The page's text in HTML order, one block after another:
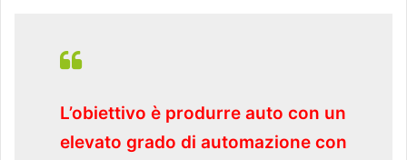
L’obiettivo è produrre auto con un
elevato grado di automazione con